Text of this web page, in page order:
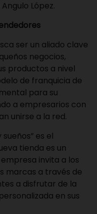
López.
ser un aliado clave
negocios,
productos a nivel
de franquicia de
para su
a empresarios con
unirse a la red.
es el
tienda es un
invita a los
marcas a través de
a disfrutar de la
en sus